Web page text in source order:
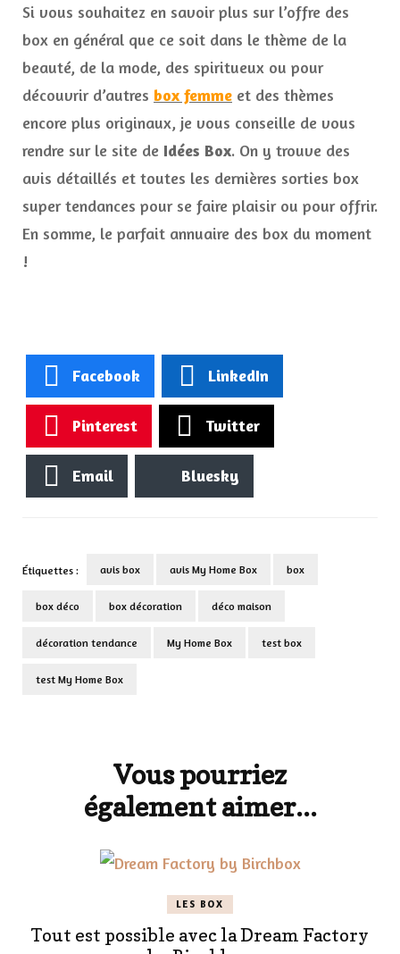
Si vous souhaitez en savoir plus sur l’offre des
box en général que ce soit dans le thème de la
beauté, de la mode, des spiritueux ou pour
découvrir d’autres box femme et des thèmes
encore plus originaux, je vous conseille de vous
rendre sur le site de Idées Box. On y trouve des
avis détaillés et toutes les dernières sorties box
super tendances pour se faire plaisir ou pour offrir.
En somme, le parfait annuaire des box du moment
!
Facebook LinkedIn
Pinterest Twitter
Email Bluesky
Étiquettes : avis box avis My Home Box box
box déco box décoration déco maison
décoration tendance My Home Box test box
test My Home Box
Vous pourriez
également aimer...
LES BOX
Tout est possible avec la Dream Factory